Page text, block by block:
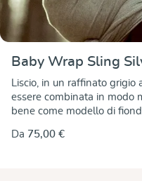
Baby Wrap Sling
Liscio, in un raffinato
essere combinata in modo
bene come modello di
incrociato offre un grande
Da 75,00 €